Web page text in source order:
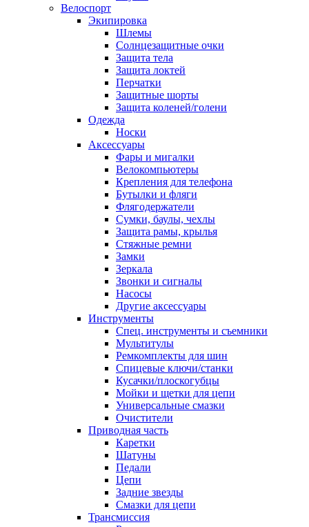
Велоспорт
Экипировка
Шлемы
Солнцезащитные очки
Защита тела
Защита локтей
Перчатки
Защитные шорты
Защита коленей/голени
Одежда
Носки
Аксессуары
Фары и мигалки
Велокомпьютеры
Крепления для телефона
Бутылки и фляги
Флягодержатели
Сумки, баулы, чехлы
Защита рамы, крылья
Стяжные ремни
Замки
Зеркала
Звонки и сигналы
Насосы
Другие аксессуары
Инструменты
Спец. инструменты и съемники
Мультитулы
Ремкомплекты для шин
Спицевые ключи/станки
Кусачки/плоскогубцы
Мойки и щетки для цепи
Универсальные смазки
Очистители
Приводная часть
Каретки
Шатуны
Педали
Цепи
Задние звезды
Смазки для цепи
Трансмиссия